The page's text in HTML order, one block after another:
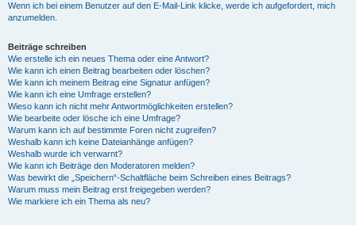
Wenn ich bei einem Benutzer auf den E-Mail-Link klicke, werde ich aufgefordert, mich
anzumelden.
Beiträge schreiben
Wie erstelle ich ein neues Thema oder eine Antwort?
Wie kann ich einen Beitrag bearbeiten oder löschen?
Wie kann ich meinem Beitrag eine Signatur anfügen?
Wie kann ich eine Umfrage erstellen?
Wieso kann ich nicht mehr Antwortmöglichkeiten erstellen?
Wie bearbeite oder lösche ich eine Umfrage?
Warum kann ich auf bestimmte Foren nicht zugreifen?
Weshalb kann ich keine Dateianhänge anfügen?
Weshalb wurde ich verwarnt?
Wie kann ich Beiträge den Moderatoren melden?
Was bewirkt die „Speichern“-Schaltfläche beim Schreiben eines Beitrags?
Warum muss mein Beitrag erst freigegeben werden?
Wie markiere ich ein Thema als neu?